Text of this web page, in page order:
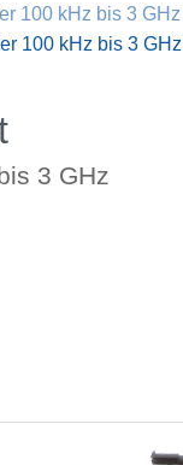
100 kHz bis 3 GHz
100 kHz bis 3 GHz
3 GHz